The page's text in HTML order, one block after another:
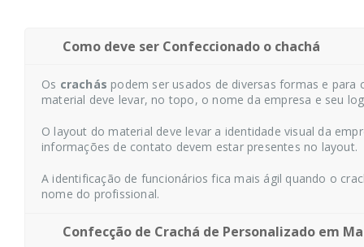
Como deve ser Confeccionado o chachá
Os crachás podem ser usados de diversas formas e
material deve levar, no topo, o nome da empresa e seu
O layout do material deve levar a identidade visual da
informações de contato devem estar presentes no layout.
A identificação de funcionários fica mais ágil quando o
nome do profissional.
Confecção de Crachá de Personalizado em